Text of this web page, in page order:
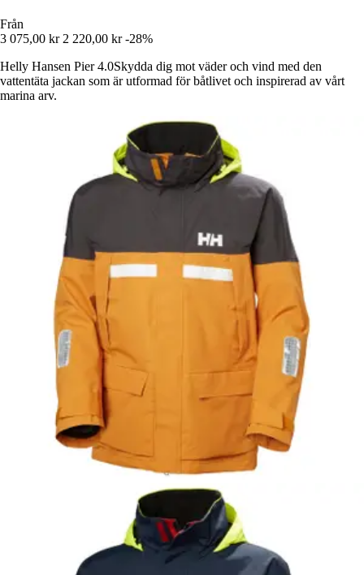
Från
3 075,00 kr 2 220,00 kr -28%
Helly Hansen Pier 4.0Skydda dig mot väder och vind med den
vattentäta jackan som är utformad för båtlivet och inspirerad av vårt
marina arv.